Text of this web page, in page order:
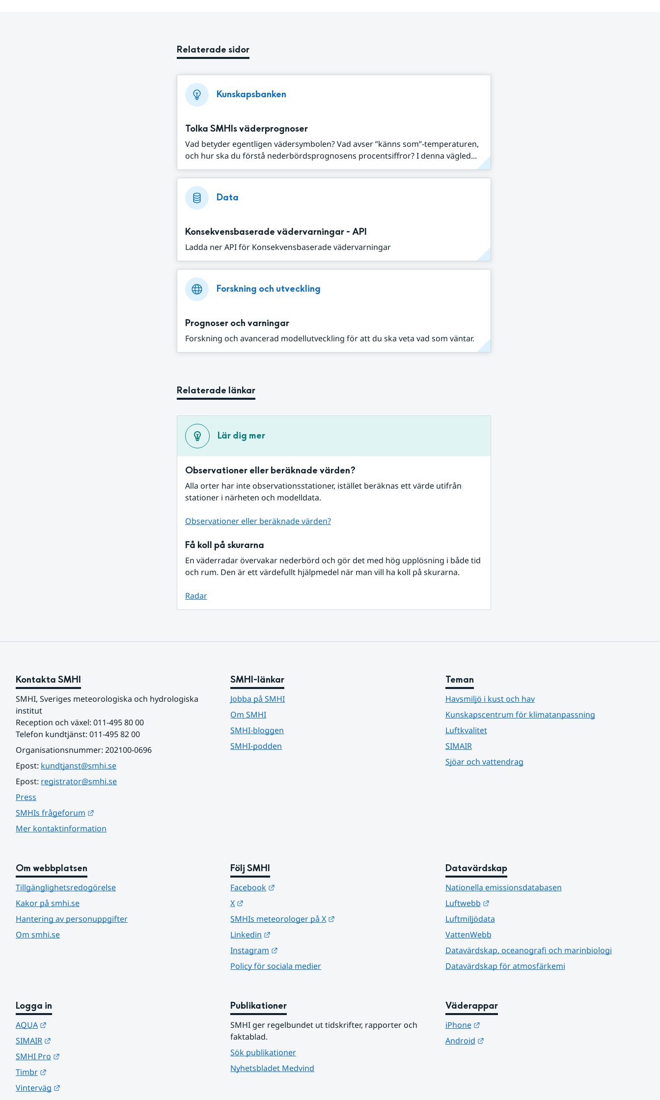
Relaterade sidor
Kunskapsbanken
Tolka SMHIs väderprognoser
Vad betyder egentligen vädersymbolen? Vad avser ”känns som”-temperaturen,
och hur ska du förstå nederbördsprognosens procentsiffror? I denna vägled...
Data
Konsekvensbaserade vädervarningar - API
Ladda ner API för Konsekvensbaserade vädervarningar
Forskning och utveckling
Prognoser och varningar
Forskning och avancerad modellutveckling för att du ska veta vad som väntar.
Relaterade länkar
Lär dig mer
Observationer eller beräknade värden?
Alla orter har inte observationsstationer, istället beräknas ett värde utifrån
stationer i närheten och modelldata.
Observationer eller beräknade värden?
Få koll på skurarna
En väderradar övervakar nederbörd och gör det med hög upplösning i både tid
och rum. Den är ett värdefullt hjälpmedel när man vill ha koll på skurarna.
Radar
Kontakta SMHI
SMHI, Sveriges meteorologiska och hydrologiska
institut
Reception och växel: 011-495 80 00
Telefon kundtjänst: 011-495 82 00
Organisationsnummer: 202100-0696
Epost: kundtjanst@smhi.se
Epost: registrator@smhi.se
Press
SMHIs frågeforum
Mer kontaktinformation
SMHI-länkar
Jobba på SMHI
Om SMHI
SMHI-bloggen
SMHI-podden
Teman
Havsmiljö i kust och hav
Kunskapscentrum för klimatanpassning
Luftkvalitet
SIMAIR
Sjöar och vattendrag
Om webbplatsen
Tillgänglighetsredogörelse
Kakor på smhi.se
Hantering av personuppgifter
Om smhi.se
Följ SMHI
Facebook
X
SMHIs meteorologer på X
Linkedin
Instagram
Policy för sociala medier
Datavärdskap
Nationella emissionsdatabasen
Luftwebb
Länk till annan webbplats.
Luftmiljödata
VattenWebb
Datavärdskap, oceanografi och marinbiologi
Datavärdskap för atmosfärkemi
Logga in
AQUA
SIMAIR
SMHI Pro
Timbr
Vinterväg
Publikationer
SMHI ger regelbundet ut tidskrifter, rapporter och
faktablad.
Sök publikationer
Nyhetsbladet Medvind
Väderappar
iPhone
Länk till annan webbplats.
Android
Länk till annan webbplats.